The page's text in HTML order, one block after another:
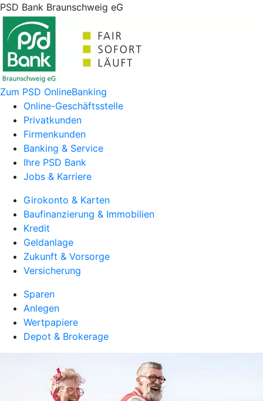
PSD Bank Braunschweig eG
Zum PSD OnlineBanking
Online-Geschäftsstelle
Privatkunden
Firmenkunden
Banking & Service
Ihre PSD Bank
Jobs & Karriere
Girokonto & Karten
Baufinanzierung & Immobilien
Kredit
Geldanlage
Zukunft & Vorsorge
Versicherung
Sparen
Anlegen
Wertpapiere
Depot & Brokerage